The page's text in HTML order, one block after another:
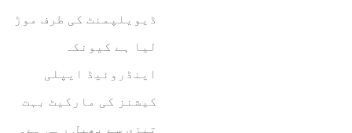
ڈیویلپمنٹ کی طرف موڑ
لیا ہے کیونکہ
اینڈروئیڈ ایپلی
کیشنز کی مارکیٹ بہت
تیزی سے پھیل رہی ہے۔